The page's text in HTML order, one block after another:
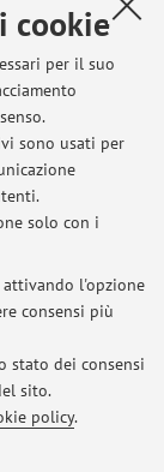
cookie
per il suo
sono usati per
solo con i
l'opzione
consensi più
stato dei consensi
sito.
policy.
today and
h 15